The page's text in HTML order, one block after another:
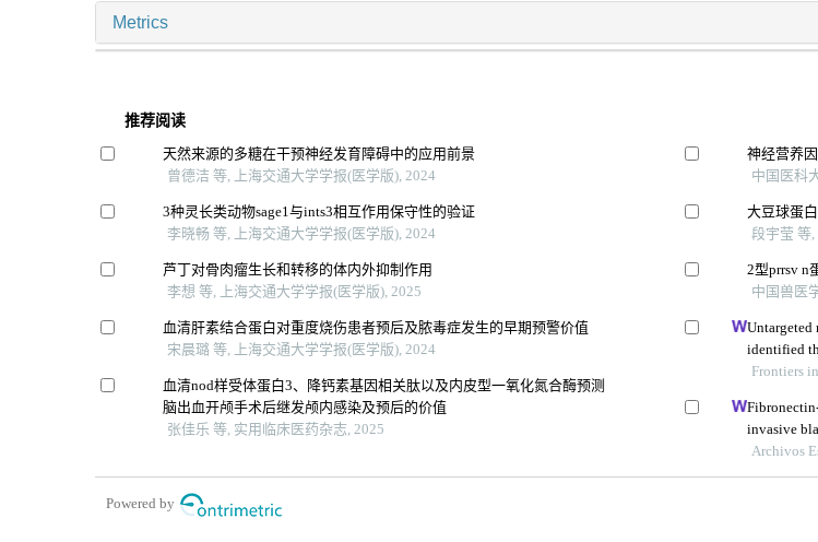
Metrics
推荐阅读
天然来源的多糖在干预神经发育障碍中的应用前景
曾德洁 等, 上海交通大学学报(医学版), 2024
3种灵长类动物sage1与ints3相互作用保守性的验证
李晓畅 等, 上海交通大学学报(医学版), 2024
芦丁对骨肉瘤生长和转移的体内外抑制作用
李想 等, 上海交通大学学报(医学版), 2025
血清肝素结合蛋白对重度烧伤患者预后及脓毒症发生的早期预警价值
宋晨璐 等, 上海交通大学学报(医学版), 2024
血清nod样受体蛋白3、降钙素基因相关肽以及内皮型一氧化氮合酶预测
脑出血开颅手术后继发颅内感染及预后的价值
张佳乐 等, 实用临床医药杂志, 2025
神经营养
中国医科
大豆球蛋
段宇莹 等,
2型prrsv n
中国兽医
Untargeted
identified
aβ25-35-
Frontiers
invasive
Archivos
Powered by